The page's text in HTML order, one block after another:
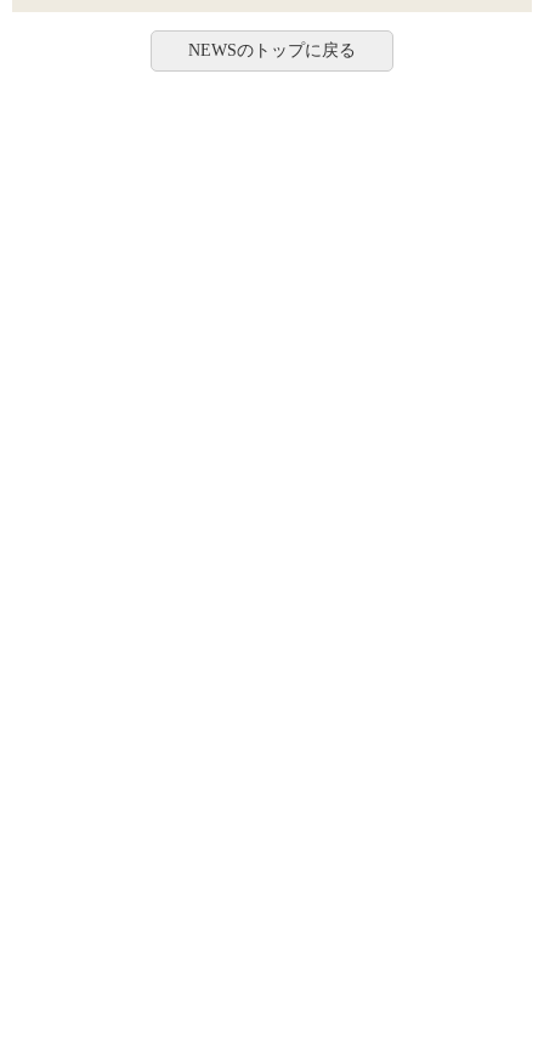
NEWSのトップに戻る